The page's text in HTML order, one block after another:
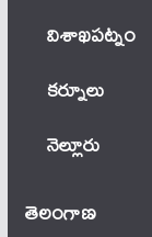
విశాఖపట్నం
కర్నూలు
నెల్లూరు
తెలంగాణ‌